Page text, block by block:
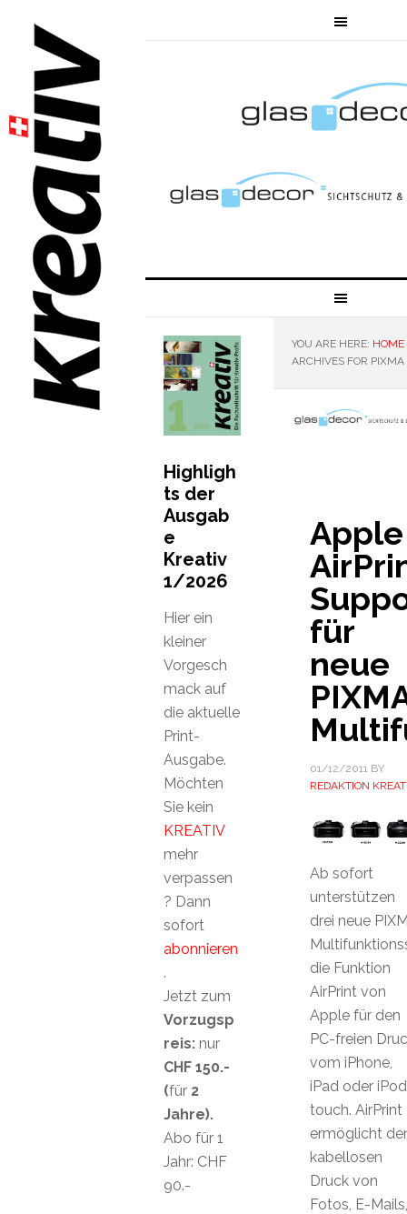
YOU ARE HERE: HOME
ARCHIVES FOR PIXMA
Apple
für
neue
01/12/2011BY
REDAKTION
Ab sofort
unterstützen
drei neue
die Funktion
AirPrint von
Apple für den
PC-freien
vom iPhone,
iPad oder iPod
touch. AirPrint
ermöglicht
kabellosen
Druck von
Fotos, E-Mails,
Highligh
ts der
Ausgab
e
Kreativ
1/2026
Hier ein
kleiner
Vorgesch
mack auf
die aktuelle
Print-
Ausgabe.
Möchten
Sie kein
KREATIV
mehr
verpassen
? Dann
sofort
abonnieren
.
Jetzt zum
Vorzugsp
reis: nur
CHF 150.-
(für 2
Jahre).
Abo für 1
Jahr: CHF
90.-